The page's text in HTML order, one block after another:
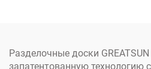
Разделочные доски
запатентованную технологию